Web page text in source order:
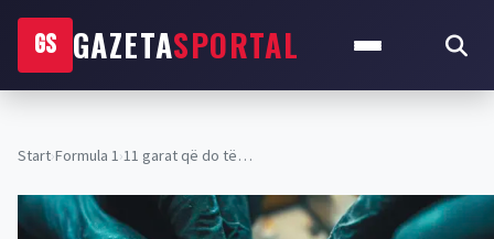
GS GAZETASPORTAL
Start›Formula 1›11 garat që do të…